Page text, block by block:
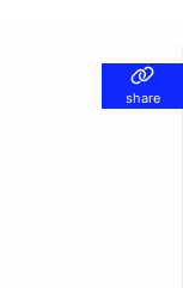
share
share